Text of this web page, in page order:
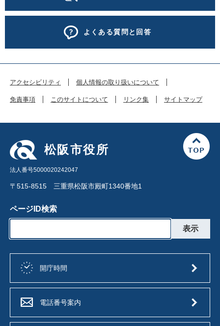
よくある質問と回答
アクセシビリティ 個人情報の取り扱いについて
免責事項 このサイトについて リンク集 サイトマップ
松阪市役所
法人番号5000020242047
〒515-8515 三重県松阪市殿町1340番地1
ページID検索
開庁時間
電話番号案内